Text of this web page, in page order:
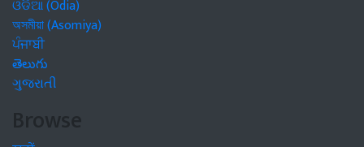
ଓଡିଆ (Odia)
অসমীয়া (Asomiya)
ਪੰਜਾਬੀ
తెలుగు
ગુજરાતી
Browse